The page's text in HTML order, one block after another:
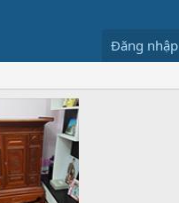
Đăng nhập